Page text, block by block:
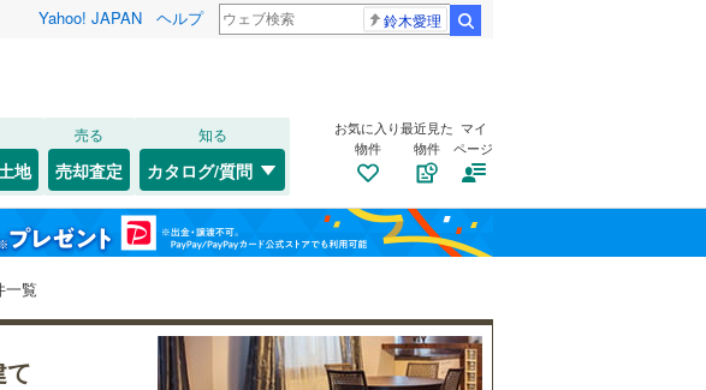
Yahoo! JAPAN ヘルプ 鈴木愛理
地
売る
売却査定
知る
カタログ/質問
お気に入り
物件
最近見た
物件
マイ
ページ
一覧
山形 福島
茨城
中原区(24)
宮前区(139)
(45)
前橋～小田原）
東海道本線(
横浜線
) 埼京線(42)
(21) (22)
） トイレ２か所（73）
ージ（1） 太陽光発電システム（0）
）
ら設定できます。
建築条件付き土